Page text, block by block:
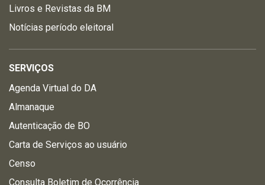
Livros e Revistas da BM
Notícias período eleitoral
SERVIÇOS
Agenda Virtual do DA
Almanaque
Autenticação de BO
Carta de Serviços ao usuário
Censo
Consulta Boletim de Ocorrência